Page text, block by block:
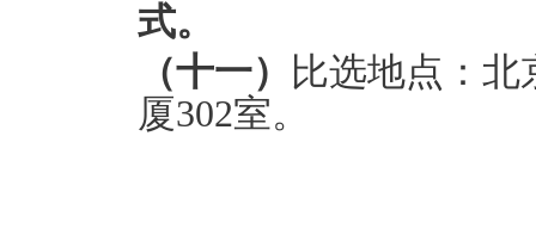
式。
（十一）
比选地点：
厦302室。